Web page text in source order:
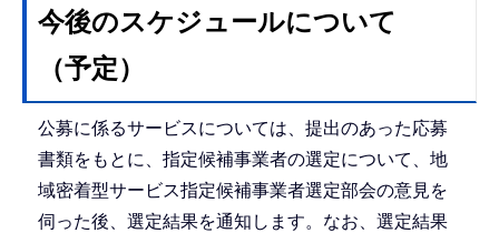
今後のスケジュールについて
（予定）
公募に係るサービスについては、提出のあった応募
書類をもとに、指定候補事業者の選定について、地
域密着型サービス指定候補事業者選定部会の意見を
伺った後、選定結果を通知します。なお、選定結果